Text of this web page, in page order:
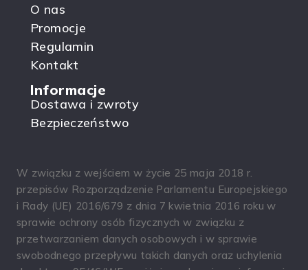
O nas
Promocje
Regulamin
Kontakt
Informacje
Dostawa i zwroty
Bezpieczeństwo
W związku z wejściem w życie 25 maja 2018 r.
przepisów Rozporządzenie Parlamentu Europejskiego
i Rady (UE) 2016/679 z dnia 7 kwietnia 2016 roku w
sprawie ochrony osób fizycznych w związku z
przetwarzaniem danych osobowych i w sprawie
swobodnego przepływu takich danych oraz uchylenia